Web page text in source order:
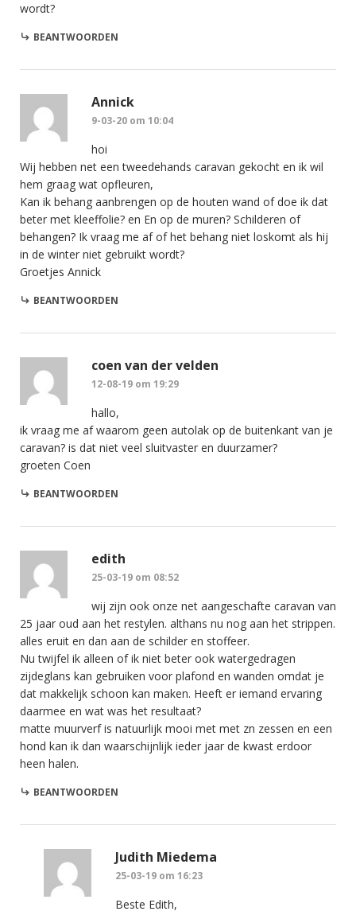
wordt?
BEANTWOORDEN
Annick
9-03-20 om 10:04
hoi
Wij hebben net een tweedehands caravan gekocht en ik wil
hem graag wat opfleuren,
Kan ik behang aanbrengen op de houten wand of doe ik dat
beter met kleeffolie? en En op de muren? Schilderen of
behangen? Ik vraag me af of het behang niet loskomt als hij
in de winter niet gebruikt wordt?
Groetjes Annick
BEANTWOORDEN
coen van der velden
12-08-19 om 19:29
hallo,
ik vraag me af waarom geen autolak op de buitenkant van je
caravan? is dat niet veel sluitvaster en duurzamer?
groeten Coen
BEANTWOORDEN
edith
25-03-19 om 08:52
wij zijn ook onze net aangeschafte caravan van
25 jaar oud aan het restylen. althans nu nog aan het strippen.
alles eruit en dan aan de schilder en stoffeer.
Nu twijfel ik alleen of ik niet beter ook watergedragen
zijdeglans kan gebruiken voor plafond en wanden omdat je
dat makkelijk schoon kan maken. Heeft er iemand ervaring
daarmee en wat was het resultaat?
matte muurverf is natuurlijk mooi met met zn zessen en een
hond kan ik dan waarschijnlijk ieder jaar de kwast erdoor
heen halen.
BEANTWOORDEN
Judith Miedema
25-03-19 om 16:23
Beste Edith,